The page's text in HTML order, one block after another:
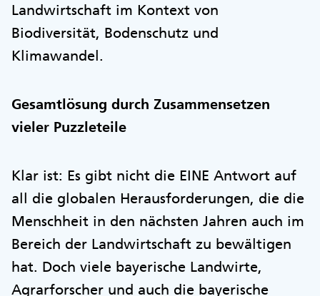
Landwirtschaft im Kontext von
Biodiversität, Bodenschutz und
Klimawandel.
Gesamtlösung durch Zusammensetzen
vieler Puzzleteile
Klar ist: Es gibt nicht die EINE Antwort auf
all die globalen Herausforderungen, die die
Menschheit in den nächsten Jahren auch im
Bereich der Landwirtschaft zu bewältigen
hat. Doch viele bayerische Landwirte,
Agrarforscher und auch die bayerische